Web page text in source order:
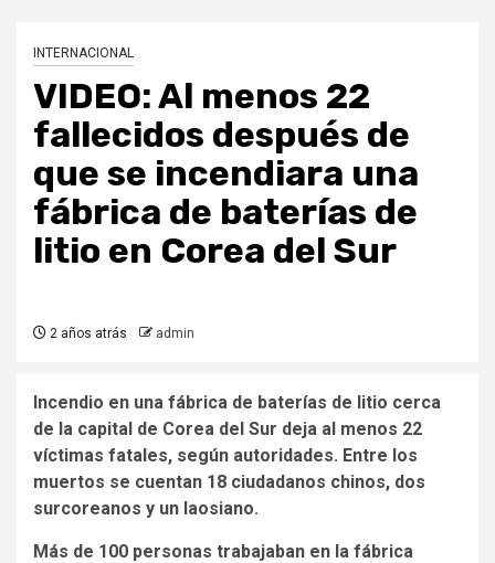
INTERNACIONAL
VIDEO: Al menos 22
fallecidos después de
que se incendiara una
fábrica de baterías de
litio en Corea del Sur
2 años atrás admin
Incendio en una fábrica de baterías de litio cerca
de la capital de Corea del Sur deja al menos 22
víctimas fatales, según autoridades. Entre los
muertos se cuentan 18 ciudadanos chinos, dos
surcoreanos y un laosiano.
Más de 100 personas trabajaban en la fábrica